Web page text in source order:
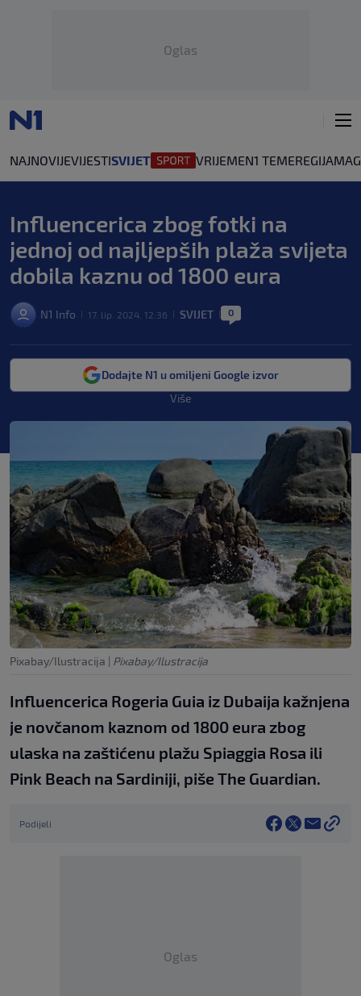
Oglas
NAJNOVIJEVIJESTISVIJET VRIJEMEN1 TEMEREGIJA
Influencerica zbog fotki na
jednoj od najljepših plaža svijeta
dobila kaznu od 1800 eura
N1 Info 17. lip. 2024. 12:36 SVIJET 0
Dodajte N1 u omiljeni Google izvor
Više
Pixabay/Ilustracija | Pixabay/Ilustracija
Influencerica Rogeria Guia iz Dubaija kažnjena
je novčanom kaznom od 1800 eura zbog
ulaska na zaštićenu plažu Spiaggia Rosa ili
Pink Beach na Sardiniji, piše The Guardian.
Podijeli
Oglas